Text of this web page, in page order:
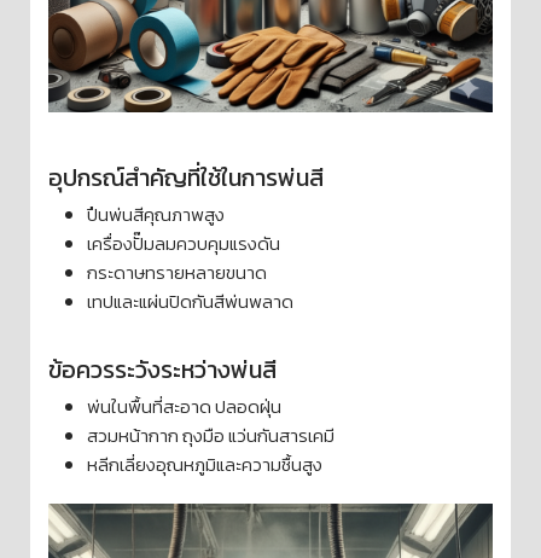
อุปกรณ์สำคัญที่ใช้ในการพ่นสี
ปืนพ่นสีคุณภาพสูง
เครื่องปั๊มลมควบคุมแรงดัน
กระดาษทรายหลายขนาด
เทปและแผ่นปิดกันสีพ่นพลาด
ข้อควรระวังระหว่างพ่นสี
พ่นในพื้นที่สะอาด ปลอดฝุ่น
สวมหน้ากาก ถุงมือ แว่นกันสารเคมี
หลีกเลี่ยงอุณหภูมิและความชื้นสูง